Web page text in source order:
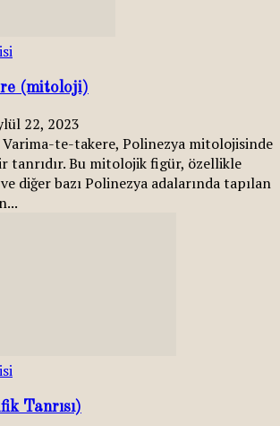
(mitoloji)
22, 2023
te-takere, Polinezya mitolojisinde
tanrıdır. Bu mitolojik figür, özellikle
diğer bazı Polinezya adalarında tapılan
Tanrısı)